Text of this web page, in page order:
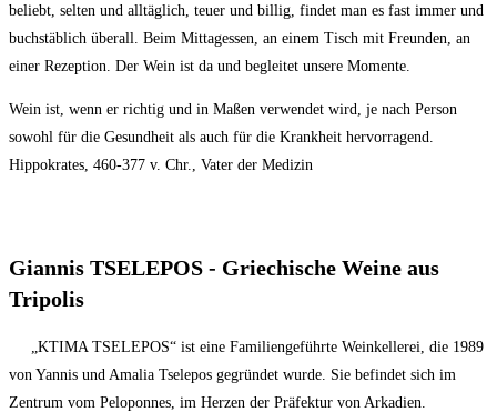
beliebt, selten und alltäglich, teuer und billig, findet man es fast immer und
buchstäblich überall. Beim Mittagessen, an einem Tisch mit Freunden, an
einer Rezeption. Der Wein ist da und begleitet unsere Momente.
Wein ist, wenn er richtig und in Maßen verwendet wird, je nach Person
sowohl für die Gesundheit als auch für die Krankheit hervorragend.
Hippokrates, 460-377 v. Chr., Vater der Medizin
Giannis TSELEPOS - Griechische Weine aus
Tripolis
„KTIMA TSELEPOS“ ist eine Familiengeführte Weinkellerei, die 1989
von Yannis und Amalia Tselepos gegründet wurde. Sie befindet sich im
Zentrum vom Peloponnes, im Herzen der Präfektur von Arkadien.